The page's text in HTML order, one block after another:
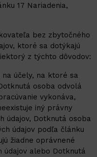
17 Nariadenia,
bez zbytočného
ktoré sa dotýkajú
z týchto dôvodov:
účely, na ktoré sa
osoba odvolá
vykonáva,
iný právny
údajov, Dotknutá osoba
údajov podľa článku
žiadne oprávnené
údajov alebo Dotknutá